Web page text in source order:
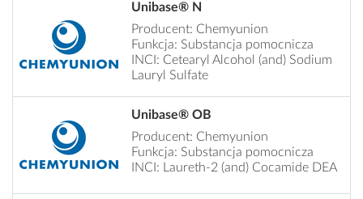
Unibase® N
Producent: Chemyunion
Funkcja: Substancja pomocnicza
INCI: Cetearyl Alcohol (and) Sodium
Lauryl Sulfate
Unibase® OB
Producent: Chemyunion
Funkcja: Substancja pomocnicza
INCI: Laureth-2 (and) Cocamide DEA